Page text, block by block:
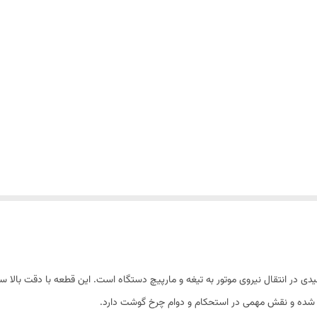
نیروی موتور به تیغه و مارپیچ دستگاه است. این قطعه با دقت بالا
شده و نقش مهمی در استحکام و دوام چرخ گوشت دارد.